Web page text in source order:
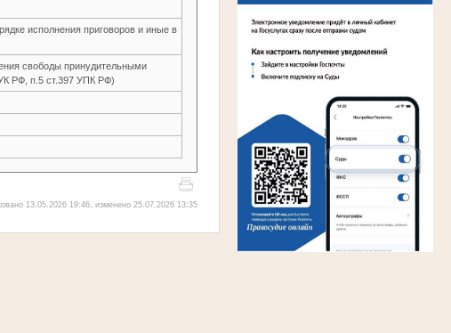
исполнения приговоров и иные в
свободы принудительными
РФ, п.5 ст.397 УПК РФ)
13.05.2026 19:46, изменено 25.07.2026 13:35